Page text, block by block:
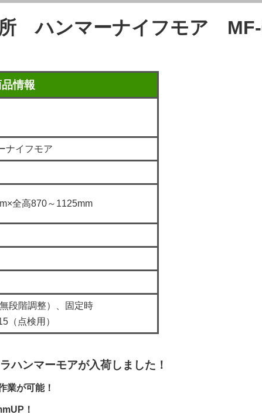
所 ハンマーナイフモア
情報
ナイフモア
全高870～1125mm
段階調整）、固定時
（点検用）
ハンマーモアが入荷しました！
業が可能！
！